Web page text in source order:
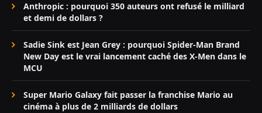
Anthropic : pourquoi 350 auteurs ont refusé le milliard
et demi de dollars ?
Sadie Sink est Jean Grey : pourquoi Spider-Man Brand
New Day est le vrai lancement caché des X-Men dans le
MCU
Super Mario Galaxy fait passer la franchise Mario au
cinéma à plus de 2 milliards de dollars